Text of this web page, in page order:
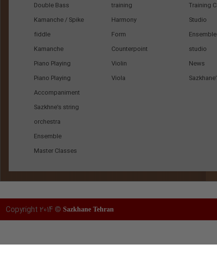
Training
Studio
studio
News
training
Harmony
Form
Counterpoint
Violin
Viola
Double Bass
Kamanche / Spike
fiddle
Kamanche
Piano Playing
Piano Playing
Accompaniment
Sazkhne’s string
orchestra
Ensemble
Master Classes
Copyright 2014 © Sazkhane Tehran